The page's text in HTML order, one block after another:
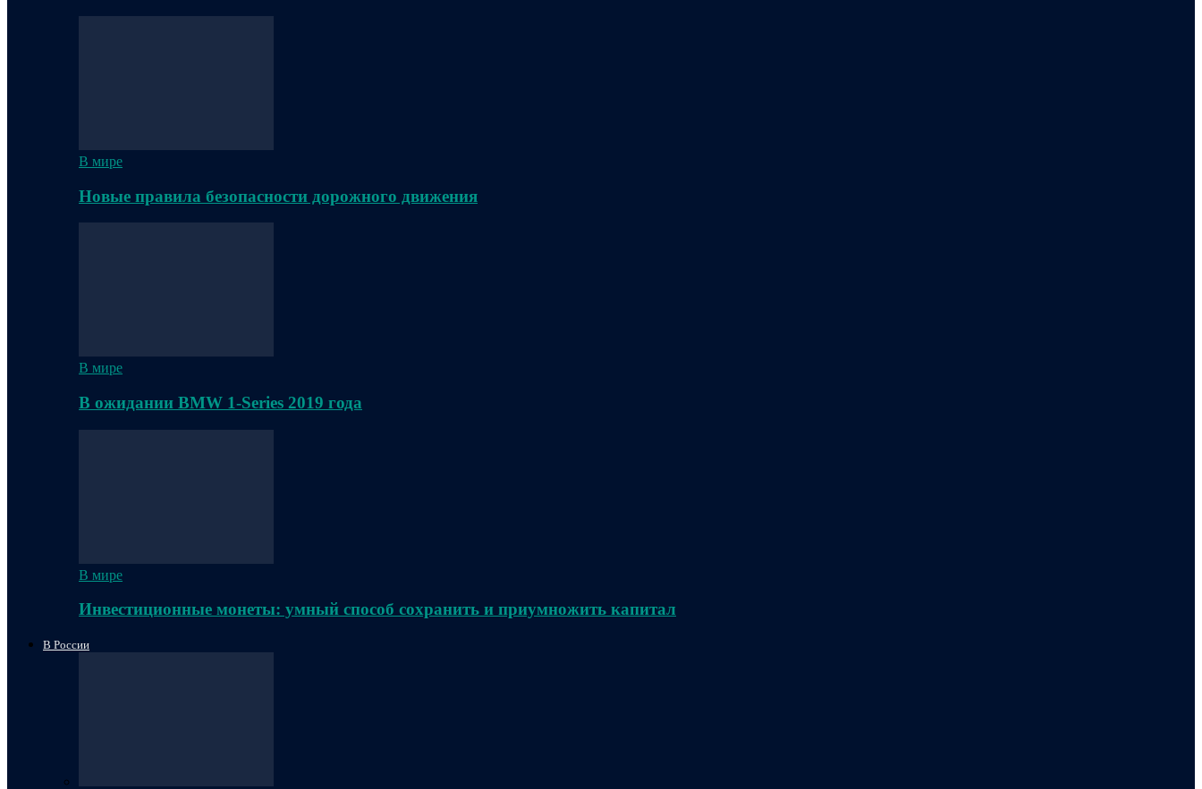
В мире
Новые правила безопасности дорожного движения
В мире
В ожидании BMW 1-Series 2019 года
В мире
Инвестиционные монеты: умный способ сохранить и приумножить капитал
В России